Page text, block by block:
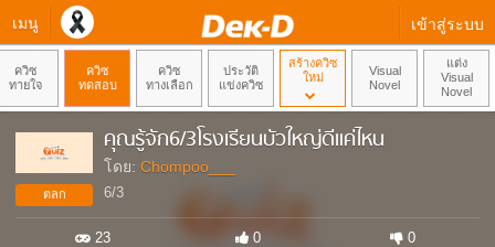
เมนู เข้าสู่ระบบ
ควิซ
ทายใจ
ควิซ
ทดสอบ
ควิซ
ทางเลือก
ประวัติ
แข่งควิซ
สร้างควิซ
ใหม่
Visual
Novel
แต่ง
Visual
Novel
ตลก
คุณรู้จัก6/3โรงเรียนบัวใหญ่ดีแค่ไหน
โดย: Chompoo___
6/3
23 0 0